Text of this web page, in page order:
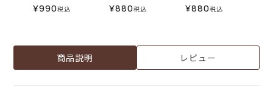
¥990税込 ¥880税込 ¥880税込
商品説明 レビュー